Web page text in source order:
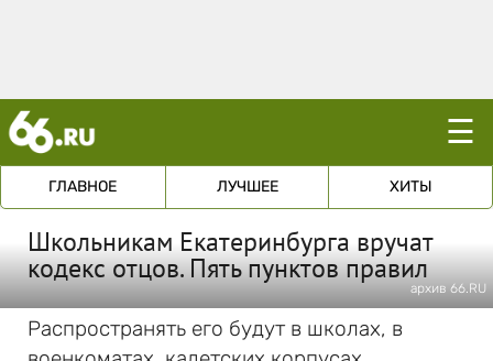
☰
ГЛАВНОЕ ЛУЧШЕЕ ХИТЫ
Школьникам Екатеринбурга вручат
кодекс отцов. Пять пунктов правил
архив 66.RU
Распространять его будут в школах, в